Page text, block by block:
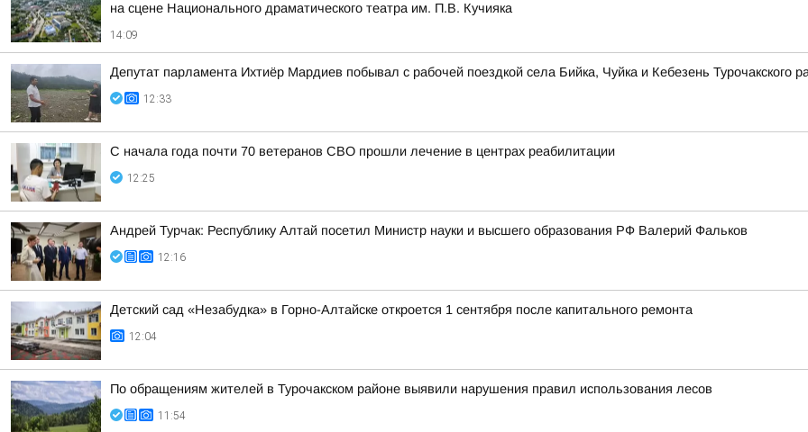
на сцене Национального драматического театра им. П.В. Кучияка
14:09
Депутат парламента Ихтиёр Мардиев побывал с рабочей поездкой села Бийка, Чуйка и Кебезень Турочакского
12:33
С начала года почти 70 ветеранов СВО прошли лечение в центрах реабилитации
12:25
Андрей Турчак: Республику Алтай посетил Министр науки и высшего образования РФ Валерий Фальков
12:16
Детский сад «Незабудка» в Горно-Алтайске откроется 1 сентября после капитального ремонта
12:04
По обращениям жителей в Турочакском районе выявили нарушения правил использования лесов
11:54